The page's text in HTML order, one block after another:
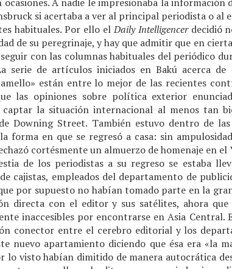
si acertaba a ver al principal periodista o al
habituales. Por ello elDaily Intelligencerdecidió
de su peregrinaje, y hay que admitir que en
con las columnas habituales del periódico
serie de artículos iniciados en Bakú acerca
están entre lo mejor de las recientes
las opiniones sobre política exterior
captar la situación internacional al menos tan
Downing Street. También estuvo dentro de
forma en que se regresó a casa: sin
cortésmente un almuerzo de homenaje en el
de los periodistas a su regreso se estaba
cajistas, empleados del departamento de
por supuesto no habían tomado parte en la
directa con el editor y sus satélites, ahora que
inaccesibles por encontrarse en Asia Central.
conector entre el cerebro editorial y los
nuevo apartamiento diciendo que ésa era «la
visto habían dimitido de manera autocrática